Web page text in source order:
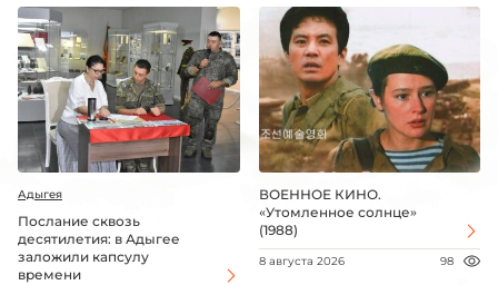
Адыгея
Послание сквозь
десятилетия: в Адыгее
заложили капсулу
времени
ВОЕННОЕ КИНО.
«Утомленное солнце»
(1988)
8 августа 2026 98